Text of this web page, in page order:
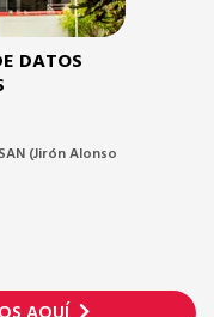
DATOS
(Jirón Alonso